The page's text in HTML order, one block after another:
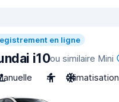
en ligne
i10ou similaire Mini
4 Climatisation